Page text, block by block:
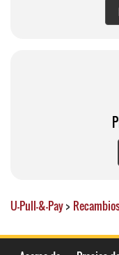
U-Pull-&-Pay>